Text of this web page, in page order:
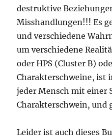
destruktive
Misshandlungen!!! Es
und verschiedene
um verschiedene
oder HPS (Cluster B)
Charakterschweine, ist
jeder Mensch mit einer
Charakterschwein, und
Leider ist auch dieses